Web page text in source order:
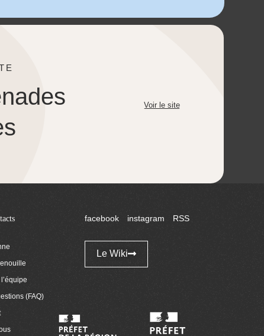
Voir le site
(FAQ)
facebook instagram RSS
Le Wiki